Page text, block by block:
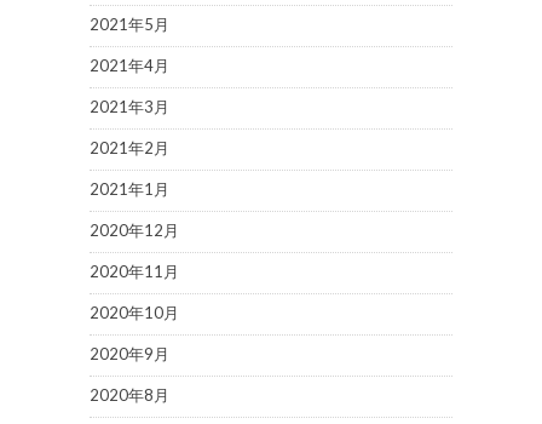
2021年5月
2021年4月
2021年3月
2021年2月
2021年1月
2020年12月
2020年11月
2020年10月
2020年9月
2020年8月